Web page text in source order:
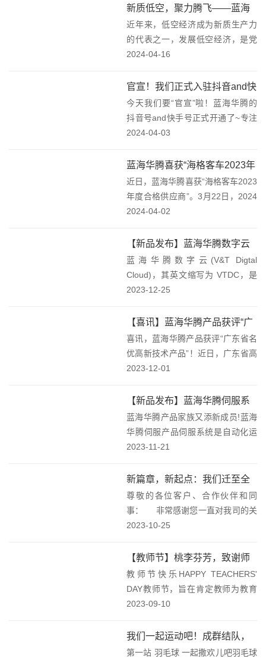
单位蓝海华腾拥有十余年的电控平
台技术积累和丰富的电控技术应用
经验，在电动飞行器...
新质低空，聚力腾飞——蓝海
华腾参加深圳市低空经济产业
协会会员大会！
近年来，低空经济成为新质生产力
的代表之一，发展低空经济，是党
中央、国务院作出的重大决策部
出，积极打造低空经济等新增长引
擎。抢抓低空经济发展机遇，开辟
低空经济新赛道，不仅需...
2024-04-16
官宣！我们正式入驻抖音and快
手啦！
今天我们要“官宣”啦！蓝海华腾的
抖音号and快手号正式开通了~专注
于新能源和工业自动化领域致力于
环保的产业升级以及新能源产业的
发展做出贡献欢迎关注“蓝海华腾”
您的支持将是...
2024-04-03
蓝海华腾喜获“海格客车2023年
度合格供应商”奖！
近日，蓝海华腾喜获“海格客车2023
年度合格供应商”。3月22日，2024
苏州金龙供应商大会在苏州隆重召
海华腾荣获“海格客车2023年度合格
供应商”。蓝海华腾获得“海格客...
2024-04-02
【新品发布】蓝海华腾数字云
VTDC平台发布！
蓝海华腾数字云(V&T Digtal
Cloud)，其英文缩写为 VTDC，是
深圳市蓝海华腾股份有限公司推出
供物联网、数字孪生、边缘计算、
大数据分析、产品推广等配套信息
化...
2023-12-25
【喜讯】蓝海华腾产品获评“广
东省名优高新技术产品”！
喜讯，蓝海华腾产品获评“广东省名
优高新技术产品”！近日，广东省高
新技术企业协会公布《2023年广东
单。其中，蓝海华腾“新能源重型卡
车用电机控制器”、“高性能VTS系列
伺服...
2023-12-01
【新品发布】蓝海华腾伺服系
列产品上市！
蓝海华腾产品家族又添新成员!蓝海
华腾伺服产品伺服系统是自动化运
动控制环节的核心部件，可实现对
速、稳定的控制。是由驱动器、编
码器和电机本体构成一个闭环的控
制系统。由伺服驱动器...
2023-11-21
新篇章，新起点：我们迁至全
新办公大楼！
尊敬的各位客户、合作伙伴和同
事： 非常感谢您一直对我司的关
注和支持，我司因业务发展需要，
址。新址环境优雅、设施齐全，更
能体现公司现代化办公环境，同时
更便于...
2023-10-25
【教师节】桃李芬芳，致谢师
恩！
教师节快乐HAPPY TEACHERS'
DAY教师节，旨在肯定教师为教育
事业所做的贡献。直至1985年，第
过了国务院关于建立教师节的议
案，才真正确定了1985年9月10...
2023-09-10
我们一起运动吧！成群结队，
快乐加倍！
第一站 羽毛球 一起撒欢儿吧羽毛球